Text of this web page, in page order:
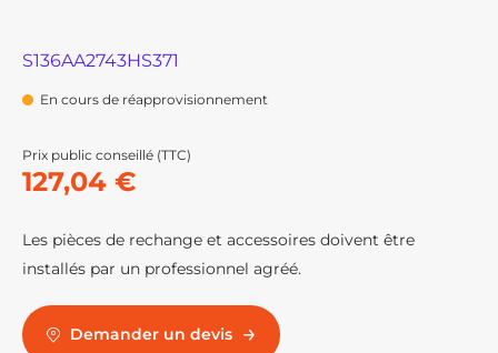
S136AA2743HS371
En cours de réapprovisionnement
Prix public conseillé (TTC)
127,04 €
Les pièces de rechange et accessoires doivent être
installés par un professionnel agréé.
Demander un devis